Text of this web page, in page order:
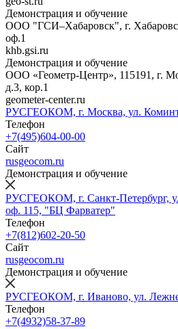
Демонстрация и обучение
ООО "ГСИ–Хабаровск", г.
оф.1
khb.gsi.ru
Демонстрация и обучение
ООО «Геометр-Центр», 115191, г.
д.3, кор.1
geometer-center.ru
РУСГЕОКОМ, г. Москва, ул.
Телефон
+7(495)604-00-00
Сайт
rusgeocom.ru
Демонстрация и обучение
РУСГЕОКОМ, г. Санкт-Петербург,
оф. 115, "БЦ Фарватер"
Телефон
+7(812)602-20-50
Сайт
rusgeocom.ru
Демонстрация и обучение
РУСГЕОКОМ, г. Иваново, ул.
Телефон
+7(4932)58-37-89